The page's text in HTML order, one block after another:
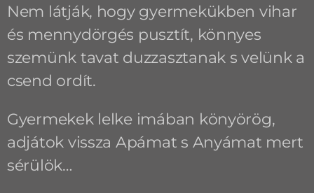
Nem látják, hogy gyermekükben vihar
és mennydörgés pusztít, könnyes
szemünk tavat duzzasztanak s velünk a
csend ordít.
Gyermekek lelke imában könyörög,
adjátok vissza Apámat s Anyámat mert
sérülök…